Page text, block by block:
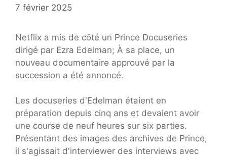
7 février 2025
Netflix a mis de côté un Prince Docuseries
dirigé par Ezra Edelman; À sa place, un
nouveau documentaire approuvé par la
succession a été annoncé.
Les docuseries d'Edelman étaient en
préparation depuis cinq ans et devaient avoir
une course de neuf heures sur six parties.
Présentant des images des archives de Prince,
il s'agissait d'interviewer des interviews avec